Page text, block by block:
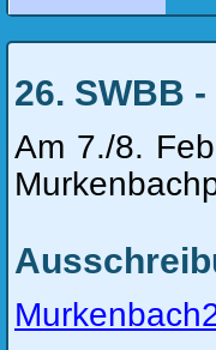
26. SWBB
Am 7./8.